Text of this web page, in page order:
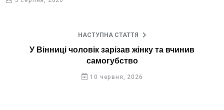
НАСТУПНА СТАТТЯ
У Вінниці чоловік зарізав жінку та вчинив
самогубство
10 червня, 2026